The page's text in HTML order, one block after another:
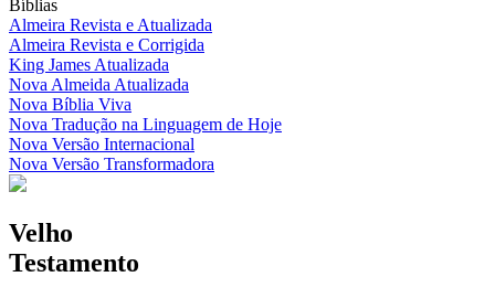
Bíblias
Almeira Revista e Atualizada
Almeira Revista e Corrigida
King James Atualizada
Nova Almeida Atualizada
Nova Bíblia Viva
Nova Tradução na Linguagem de Hoje
Nova Versão Internacional
Nova Versão Transformadora
Velho
Testamento